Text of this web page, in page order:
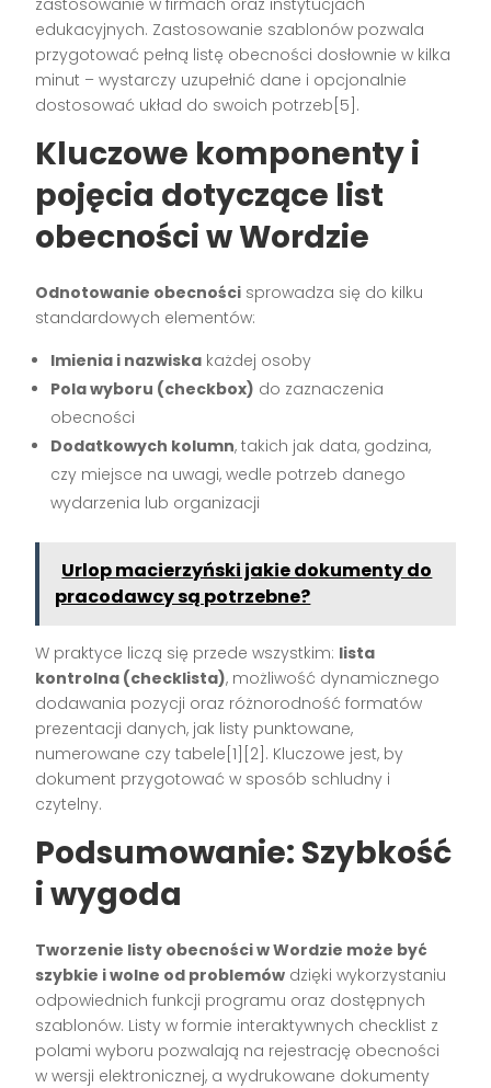
edukacyjnych. Zastosowanie szablonów pozwala
przygotować pełną listę obecności dosłownie w kilka
minut – wystarczy uzupełnić dane i opcjonalnie
dostosować układ do swoich potrzeb[5].
Kluczowe komponenty i
pojęcia dotyczące list
obecności w Wordzie
Odnotowanie obecności sprowadza się do kilku
standardowych elementów:
Imienia i nazwiska każdej osoby
Pola wyboru (checkbox) do zaznaczenia
obecności
Dodatkowych kolumn, takich jak data, godzina,
czy miejsce na uwagi, wedle potrzeb danego
wydarzenia lub organizacji
Urlop macierzyński jakie dokumenty do
pracodawcy są potrzebne?
W praktyce liczą się przede wszystkim: lista
kontrolna (checklista), możliwość dynamicznego
dodawania pozycji oraz różnorodność formatów
prezentacji danych, jak listy punktowane,
numerowane czy tabele[1][2]. Kluczowe jest, by
dokument przygotować w sposób schludny i
czytelny.
Podsumowanie: Szybkość
i wygoda
Tworzenie listy obecności w Wordzie może być
szybkie i wolne od problemów dzięki wykorzystaniu
odpowiednich funkcji programu oraz dostępnych
szablonów. Listy w formie interaktywnych checklist z
polami wyboru pozwalają na rejestrację obecności
w wersji elektronicznej, a wydrukowane dokumenty